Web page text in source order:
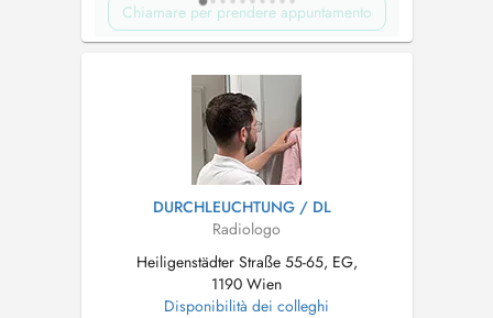
Chiamare per prendere appuntamento
DURCHLEUCHTUNG / DL
Radiologo
Heiligenstädter Straße 55-65, EG,
1190 Wien
Disponibilità dei colleghi